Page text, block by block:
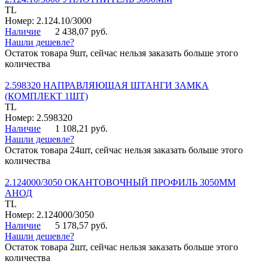
TL
Номер: 2.124.10/3000
Наличие
2 438,07 руб.
Нашли дешевле?
Остаток товара 9шт, сейчас нельзя заказать больше этого
количества
2.598320 НАПРАВЛЯЮЩАЯ ШТАНГИ ЗАМКА
(КОМПЛЕКТ 1ШТ)
TL
Номер: 2.598320
Наличие
1 108,21 руб.
Нашли дешевле?
Остаток товара 24шт, сейчас нельзя заказать больше этого
количества
2.124000/3050 ОКАНТОВОЧНЫЙ ПРОФИЛЬ 3050ММ
АНОД
TL
Номер: 2.124000/3050
Наличие
5 178,57 руб.
Нашли дешевле?
Остаток товара 2шт, сейчас нельзя заказать больше этого
количества